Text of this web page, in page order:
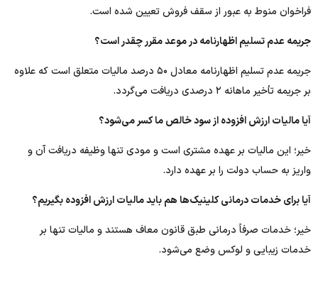
فراخوان منوط به عبور از سقف فروش تعیین شده است.
جریمه عدم تسلیم اظهارنامه در موعد مقرر چقدر است؟
جریمه عدم تسلیم اظهارنامه معادل ۵۰ درصد مالیات متعلق است که علاوه
بر جریمه تأخیر ماهانه ۲ درصدی دریافت می‌گردد.
آیا مالیات ارزش افزوده از سود خالص ما کسر می‌شود؟
خیر؛ این مالیات بر عهده مشتری است و مودی تنها وظیفه دریافت آن و
واریز به حساب دولت را بر عهده دارد.
آیا برای خدمات درمانی کلینیک‌ها هم باید مالیات ارزش افزوده بگیریم؟
خیر؛ خدمات صرفاً درمانی طبق قانون معاف هستند و مالیات تنها بر
خدمات زیبایی و لوکس وضع می‌شود.